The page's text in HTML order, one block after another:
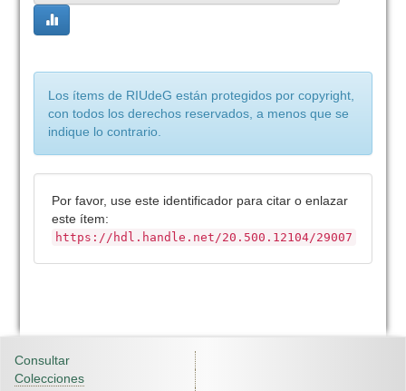
Los ítems de RIUdeG están protegidos por copyright,
con todos los derechos reservados, a menos que se
indique lo contrario.
Por favor, use este identificador para citar o enlazar
este ítem:
https://hdl.handle.net/20.500.12104/29007
Consultar
Colecciones